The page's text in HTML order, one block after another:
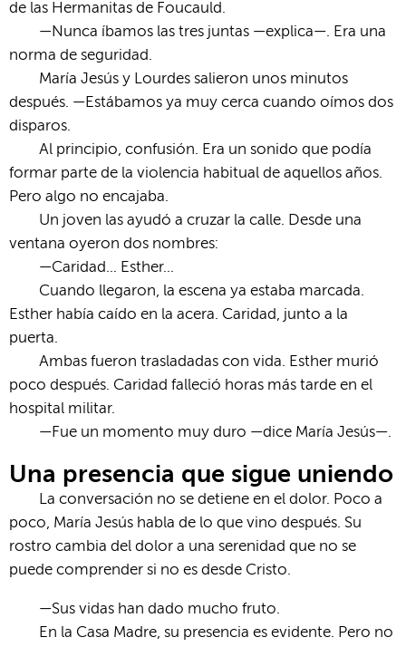
de las Hermanitas de Foucauld.
—Nunca íbamos las tres juntas —explica—. Era una
norma de seguridad.
María Jesús y Lourdes salieron unos minutos
después. —Estábamos ya muy cerca cuando oímos dos
disparos.
Al principio, confusión. Era un sonido que podía
formar parte de la violencia habitual de aquellos años.
Pero algo no encajaba.
Un joven las ayudó a cruzar la calle. Desde una
ventana oyeron dos nombres:
—Caridad… Esther…
Cuando llegaron, la escena ya estaba marcada.
Esther había caído en la acera. Caridad, junto a la
puerta.
Ambas fueron trasladadas con vida. Esther murió
poco después. Caridad falleció horas más tarde en el
hospital militar.
—Fue un momento muy duro —dice María Jesús—.
Una presencia que sigue uniendo
La conversación no se detiene en el dolor. Poco a
poco, María Jesús habla de lo que vino después. Su
rostro cambia del dolor a una serenidad que no se
puede comprender si no es desde Cristo.
—Sus vidas han dado mucho fruto.
En la Casa Madre, su presencia es evidente. Pero no